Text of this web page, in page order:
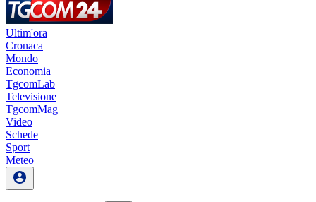
Ultim'ora
Cronaca
Mondo
Economia
TgcomLab
Televisione
TgcomMag
Video
Schede
Sport
Meteo